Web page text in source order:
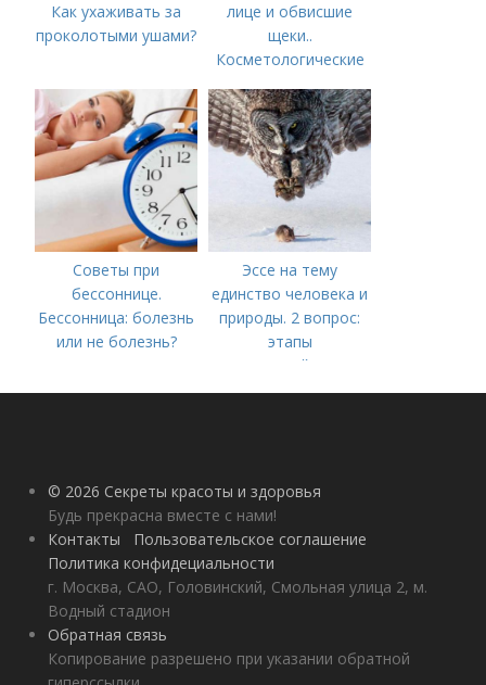
Как ухаживать за
проколотыми ушами?
лице и обвисшие
щеки..
Косметологические
Советы при
бессоннице.
Бессонница: болезнь
или не болезнь?
Эссе на тему
единство человека и
природы. 2 вопрос:
этапы
взаимодействия
природного и
© 2026 Секреты красоты и здоровья
Будь прекрасна вместе с нами!
Контакты
Пользовательское соглашение
Политика конфидециальности
г. Москва, САО, Головинский, Смольная улица 2, м.
Водный стадион
Обратная связь
Копирование разрешено при указании обратной